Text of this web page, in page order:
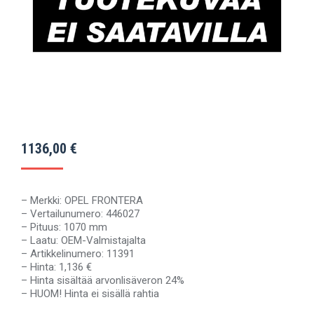
1136,00 €
– Merkki: OPEL FRONTERA
– Vertailunumero: 446027
– Pituus: 1070 mm
– Laatu: OEM-Valmistajalta
– Artikkelinumero: 11391
– Hinta: 1,136 €
– Hinta sisältää arvonlisäveron 24%
– HUOM! Hinta ei sisällä rahtia